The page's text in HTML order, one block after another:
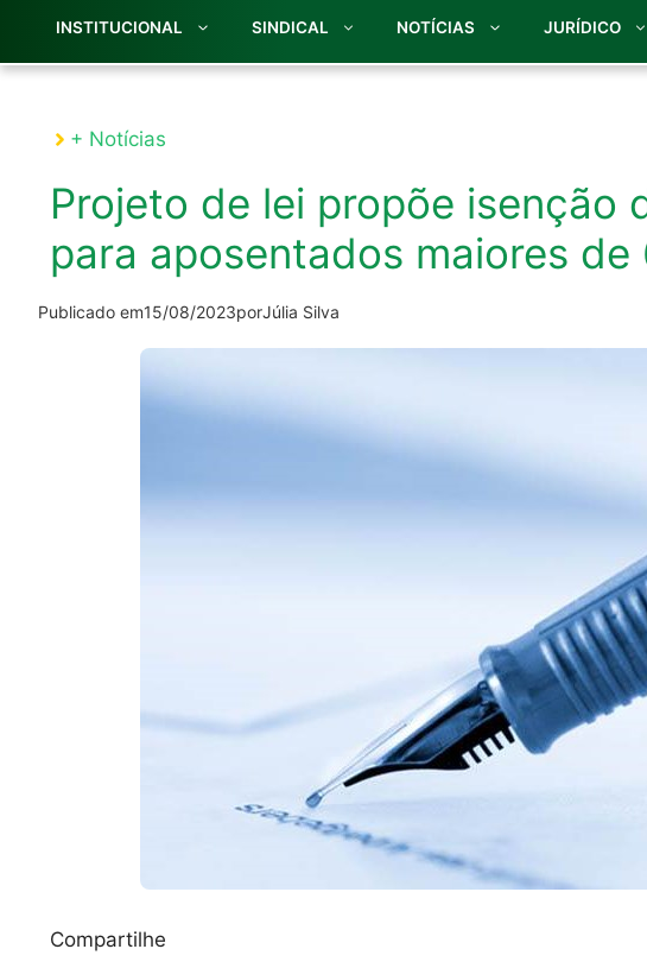
INSTITUCIONAL SINDICAL NOTÍCIAS JURÍDICO
+ Notícias
Projeto de lei propõe isenção
para aposentados maiores de
Publicado em15/08/2023porJúlia Silva
Compartilhe